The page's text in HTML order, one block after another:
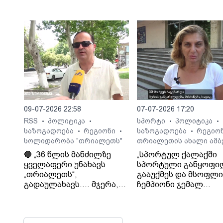
09-07-2026 22:58
RSS
• პოლიტიკა •
საზოგადოება • რეგიონი •
სოლიდარობა "თრიალეთს"
🔴 „36 წლის მანძილზე
ყველაფერი უნახავს
„თრიალეთს“,
გადაულახავს.... მჯერა,
07-07-2026 17:20
სპორტი
• პოლიტიკა •
საზოგადოება •
თრიალეთის ახალი
„სპორტულ ქალაქში
სპორტული
გააუქმეს და
ჩემპიონი ჯემალ